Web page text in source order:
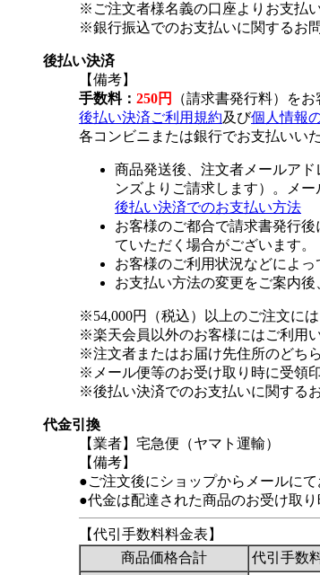
※ご注文者様名義の口座よりお支払
※銀行振込でのお支払いに関するお
後払い決済
【備考】
手数料： 250円
（請求書発行料）を
後払い決済ご利用規約及び個人情報
各コンビニまたは銀行でお支払いい
商品発送後、注文者メールア
ンズよりご請求します）。メー
後払い決済でのお支払い方法
お客様のご都合で請求書発行
ていただく場合がございます。
お客様のご利用状況などによ
お支払い方法の変更をご案内
※54,000円（税込）以上のご注文に
※楽天会員以外のお客様にはご利用
※注文者またはお届け先住所のどち
※メール便等のお受け取り時に受領
※後払い決済でのお支払いに関する
代金引換
【業者】宅急便（ヤマト運輸）
【備考】
●ご注文後にショップからメールに
●代金は配達された商品のお受け取
【代引手数料料金表】
商品価格合計
代引手数